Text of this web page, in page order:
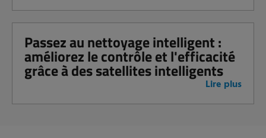
Passez au nettoyage intelligent :
améliorez le contrôle et l'efficacité
grâce à des satellites intelligents
Lire plus